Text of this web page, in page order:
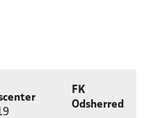
FK
Odsherred